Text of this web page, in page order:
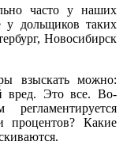
часто у наших
у дольщиков таких
Новосибирск
взыскать можно:
вред. Это все. Во-
процентов? Какие